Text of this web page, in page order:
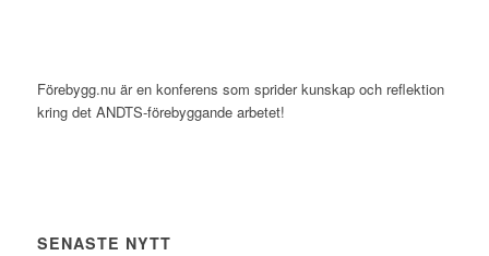
Förebygg.nu är en konferens som sprider kunskap och reflektion
kring det ANDTS-förebyggande arbetet!
SENASTE NYTT